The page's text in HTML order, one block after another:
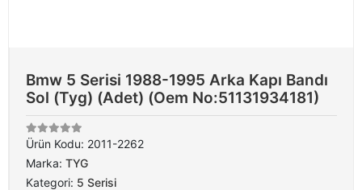
Bmw 5 Serisi 1988-1995 Arka Kapı Bandı
Sol (Tyg) (Adet) (Oem No:51131934181)
Ürün Kodu: 2011-2262
Marka: TYG
Kategori: 5 Serisi